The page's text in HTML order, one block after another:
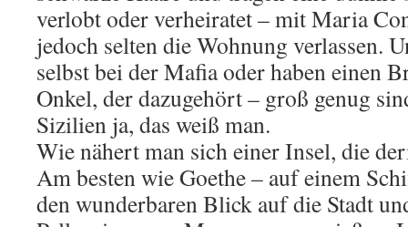
verlobt oder verheiratet – mit Maria
jedoch selten die Wohnung verlassen.
selbst bei der Mafia oder haben einen
Onkel, der dazugehört – groß genug
Sizilien ja, das weiß man.
Wie nähert man sich einer Insel, die
Am besten wie Goethe – auf einem
den wunderbaren Blick auf die Stadt